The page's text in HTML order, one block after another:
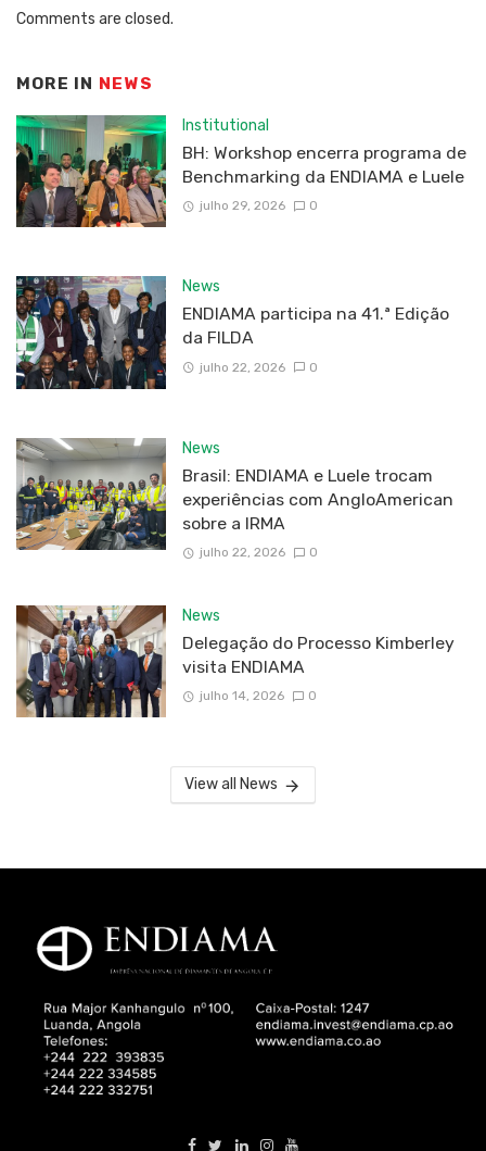
Comments are closed.
MORE IN NEWS
Institutional
BH: Workshop encerra programa de
Benchmarking da ENDIAMA e Luele
julho 29, 2026 0
News
ENDIAMA participa na 41.ª Edição
da FILDA
julho 22, 2026 0
News
Brasil: ENDIAMA e Luele trocam
experiências com AngloAmerican
sobre a IRMA
julho 22, 2026 0
News
Delegação do Processo Kimberley
visita ENDIAMA
julho 14, 2026 0
View all News